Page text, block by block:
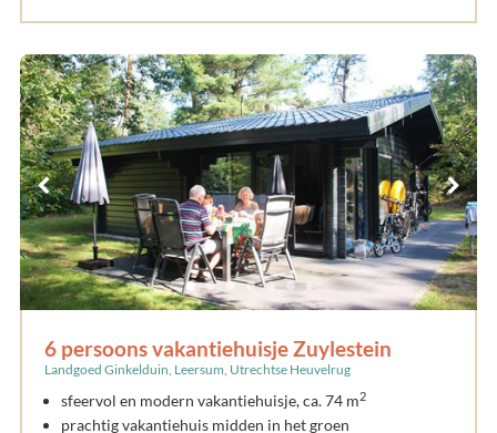
6 persoons vakantiehuisje Zuylestein
Landgoed Ginkelduin, Leersum, Utrechtse Heuvelrug
sfeervol en modern vakantiehuisje, ca. 74 m2
prachtig vakantiehuis midden in het groen